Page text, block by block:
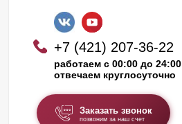
+7 (421) 207-36-22
работаем с 00:00 до 24:00
отвечаем круглосуточно
Заказать звонок
позвоним за наш счет